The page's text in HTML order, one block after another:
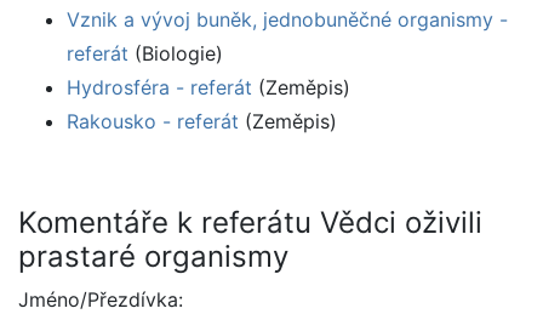
Vznik a vývoj buněk, jednobuněčné organismy -
referát (Biologie)
Hydrosféra - referát (Zeměpis)
Rakousko - referát (Zeměpis)
Komentáře k referátu Vědci oživili
prastaré organismy
Jméno/Přezdívka: